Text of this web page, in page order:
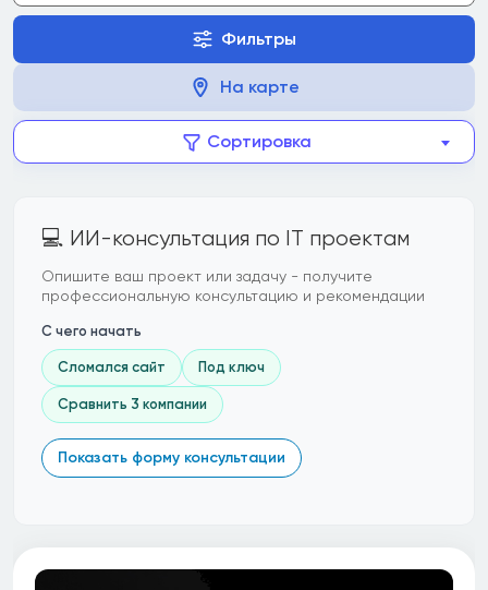
Фильтры
На карте
Сортировка
💻 ИИ-консультация по IT проектам
Опишите ваш проект или задачу - получите
профессиональную консультацию и рекомендации
С чего начать
Сломался сайт Под ключ
Сравнить 3 компании
Показать форму консультации